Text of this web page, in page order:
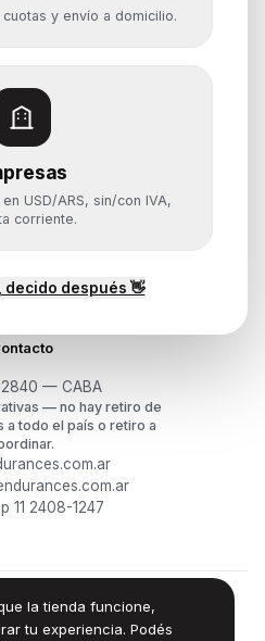
y envío a domicilio.
USD/ARS, sin/con IVA,
corriente.
decido después 👋
la tienda funcione,
tu experiencia. Podés
y PCs
y Pantallas
Ayuda
pedidos
comprar?
— CABA
— no hay retiro de
a todo el país o retiro a
11 2408-1247
SA · CUIT 30-71861942-0
·Devoluciones